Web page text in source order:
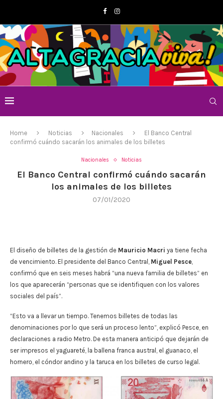
Home Noticias Nacionales
El Banco Central
confirmó cuándo sacarán los animales de los billetes
Nacionales Noticias
El Banco Central confirmó cuándo sacarán
los animales de los billetes
07/01/2020
El diseño de billetes de la gestión de Mauricio Macri ya tiene fecha
de vencimiento. El presidente del Banco Central, Miguel Pesce,
confirmó que en seis meses habrá “una nueva familia de billetes” en
los que aparecerán “personas que se identifiquen con los valores
sociales del país”.
“Esto va a llevar un tiempo. Tenemos billetes de todas las
denominaciones por lo que será un proceso lento”, explicó Pesce, en
declaraciones a radio Metro. De esta manera anticipó que dejarán de
ser impresos el yaguareté, la ballena franca austral, el guanaco, el
hornero, el cóndor andino y la taruca en los billetes de curso legal.